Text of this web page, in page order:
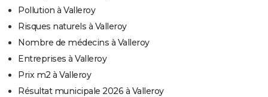
Pollution à Valleroy
Risques naturels à Valleroy
Nombre de médecins à Valleroy
Entreprises à Valleroy
Prix m2 à Valleroy
Résultat municipale 2026 à Valleroy